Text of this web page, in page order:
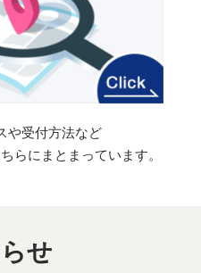
や受付方法など
らにまとまっています。
せ